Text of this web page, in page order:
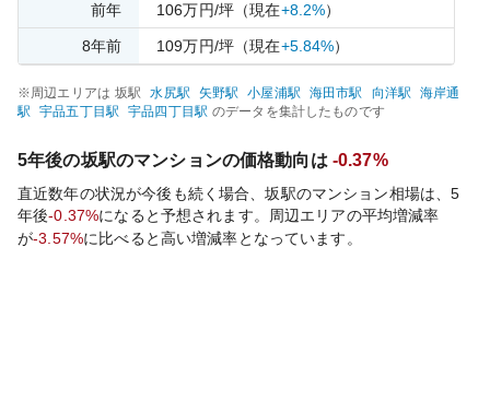
前年 106万円/坪 （現在+8.2%）
8年前 109万円/坪 （現在+5.84%）
※周辺エリアは 坂駅 水尻駅 矢野駅 小屋浦駅 海田市駅 向洋駅
海岸通
駅
宇品五丁目駅 宇品四丁目駅 のデータを集計したものです
5年後の坂駅のマンションの価格動向は -0.37%
直近数年の状況が今後も続く場合、坂駅のマンション相場は、5
年後-0.37%になると予想されます。周辺エリアの平均増減率
が-3.57%に比べると高い増減率となっています。